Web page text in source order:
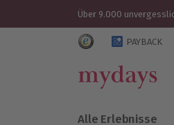
Über 9.000
TrustedshopsPAYBACK
Alle Erlebnisse